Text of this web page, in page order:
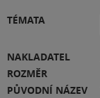
TÉMATA
NAKLADATEL
ROZMĚR
PŮVODNÍ NÁZEV